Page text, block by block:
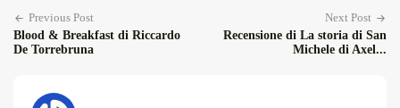
Previous Post
Blood & Breakfast di Riccardo
De Torrebruna
Next Post
Recensione di La storia di San
Michele di Axel...